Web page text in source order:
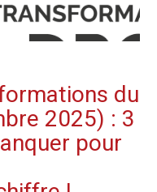
du
2025) : 3
pour